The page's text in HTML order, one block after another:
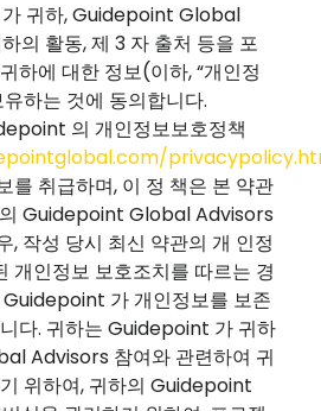
귀하, Guidepoint Global
의 활동, 제 3 자 출처 등을 포
하에 대한 정보(이하, “개인정
하는 것에 동의합니다.
의 개인정보보호정책
를 취급하며, 이 정 책은 본 약관
의 Guidepoint Global Advisors
, 작성 당시 최신 약관의 개 인정
개인정보 보호조치를 따르는 경
Guidepoint 가 개인정보를 보존
다. 귀하는 Guidepoint 가 귀하
Advisors 참여와 관련하여 귀
위하여, 귀하의 Guidepoint